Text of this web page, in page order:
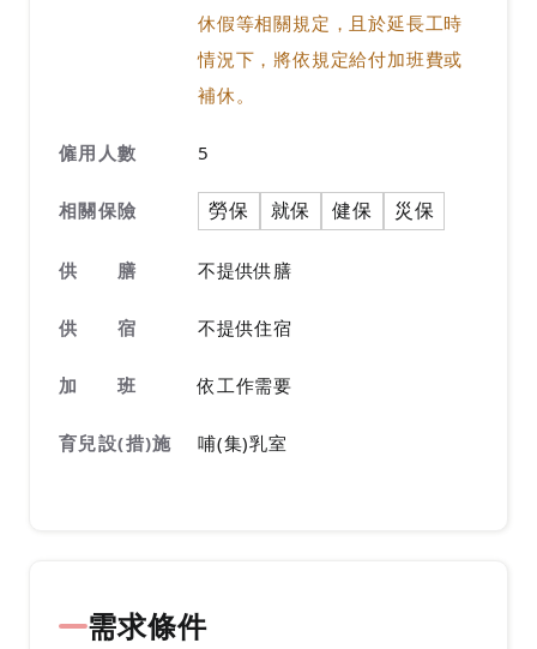
休假等相關規定，且於延長工時
情況下，將依規定給付加班費或
補休。
僱用人數 5
相關保險 勞保 就保 健保 災保
供 膳 不提供供膳
供 宿 不提供住宿
加 班 依工作需要
育兒設(措)施 哺(集)乳室
需求條件